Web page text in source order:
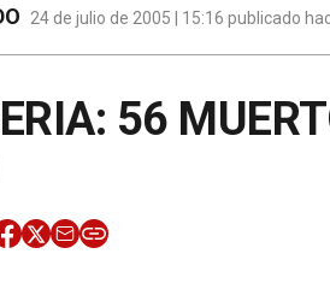
24 de julio de 2005 | 15:16 publicado
56